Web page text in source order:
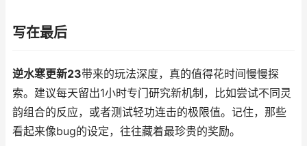
写在最后
逆水寒更新23带来的玩法深度，真的值得花时间慢慢探
索。建议每天留出1小时专门研究新机制，比如尝试不同灵
韵组合的反应，或者测试轻功连击的极限值。记住，那些
看起来像bug的设定，往往藏着最珍贵的奖励。